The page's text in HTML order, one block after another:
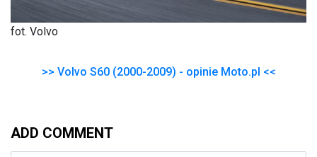
fot. Volvo
>> Volvo S60 (2000-2009) - opinie Moto.pl <<
ADD COMMENT